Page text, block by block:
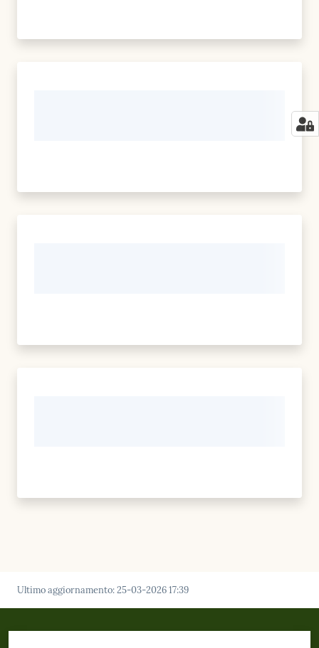
Ultimo aggiornamento:25-03-2026 17:39